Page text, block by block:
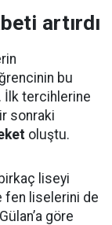
artırdı
bu
İlk tercihlerine
sonraki
oluştu.
liseyi
fen liselerini de
göre